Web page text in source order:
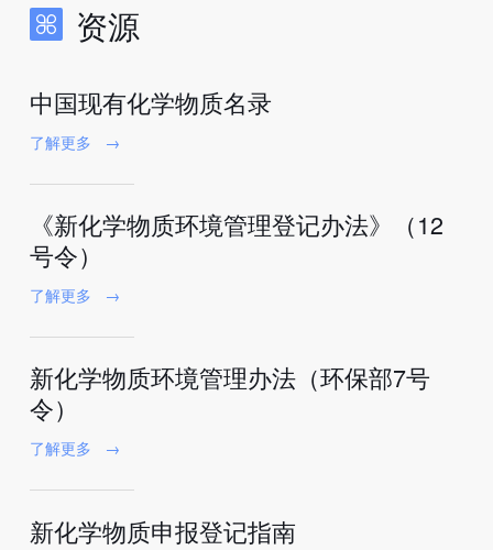
资源
中国现有化学物质名录
了解更多 →
《新化学物质环境管理登记办法》（12
号令）
了解更多 →
新化学物质环境管理办法（环保部7号
令）
了解更多 →
新化学物质申报登记指南